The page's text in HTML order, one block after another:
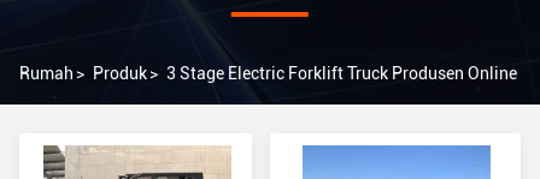
Rumah > Produk> 3 Stage Electric Forklift Truck Produsen Online